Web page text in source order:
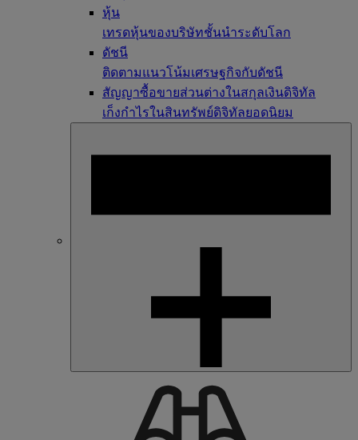
หุ้น
เทรดหุ้นของบริษัทชั้นนำระดับโลก
ดัชนี
ติดตามแนวโน้มเศรษฐกิจกับดัชนี
สัญญาซื้อขายส่วนต่างในสกุลเงินดิจิทัล
เก็งกำไรในสินทรัพย์ดิจิทัลยอดนิยม